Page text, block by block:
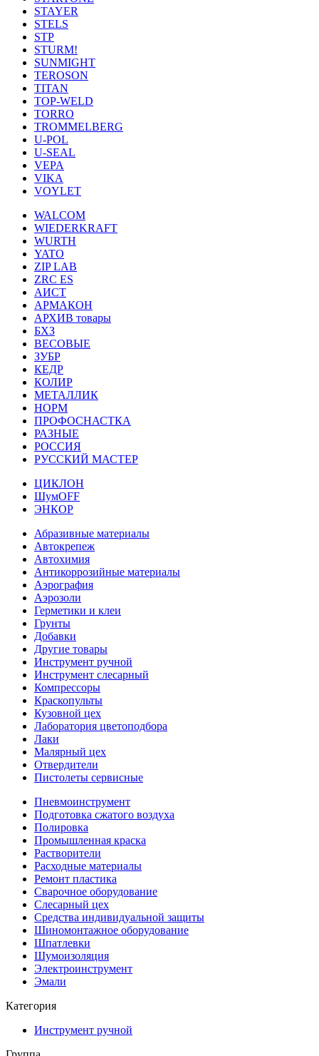
STAYER
STELS
STP
STURM!
SUNMIGHT
TEROSON
TITAN
TOP-WELD
TORRO
TROMMELBERG
U-POL
U-SEAL
VEPA
VIKA
VOYLET
WALCOM
WIEDERKRAFT
WURTH
YATO
ZIP LAB
ZRC ES
АИСТ
АРМАКОН
АРХИВ товары
БХЗ
ВЕСОВЫЕ
ЗУБР
КЕДР
КОЛИР
МЕТАЛЛИК
НОРМ
ПРОФОСНАСТКА
РАЗНЫЕ
РОССИЯ
РУССКИЙ МАСТЕР
ЦИКЛОН
ШумOFF
ЭНКОР
Абразивные материалы
Автокрепеж
Автохимия
Антикоррозийные материалы
Аэрография
Аэрозоли
Герметики и клеи
Грунты
Добавки
Другие товары
Инструмент ручной
Инструмент слесарный
Компрессоры
Краскопульты
Кузовной цех
Лаборатория цветоподбора
Лаки
Малярный цех
Отвердители
Пистолеты сервисные
Пневмоинструмент
Подготовка сжатого воздуха
Полировка
Промышленная краска
Растворители
Расходные материалы
Ремонт пластика
Сварочное оборудование
Слесарный цех
Средства индивидуальной защиты
Шиномонтажное оборудование
Шпатлевки
Шумоизоляция
Электроинструмент
Эмали
Категория
Инструмент ручной